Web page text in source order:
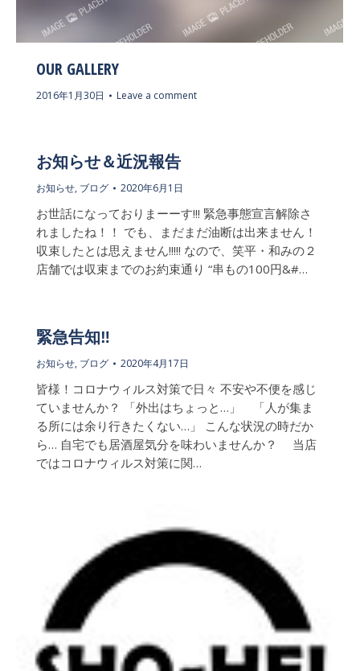
OUR GALLERY
2016年1月30日 Leave a comment
お知らせ＆近況報告
お知らせ, ブログ 2020年6月1日
お世話になっておりまーーす!!! 緊急事態宣言解除さ
れましたね！！ でも、まだまだ油断は出来ません！
収束したとは思えません!!!!! なので、笑平・和みの２
店舗では収束までのお約束通り “串もの100円&#…
緊急告知‼
お知らせ, ブログ 2020年4月17日
皆様！コロナウィルス対策で日々 不安や不便を感じ
ていませんか？ 「外出はちょっと…」 「人が集ま
る所には余り行きたくない…」 こんな状況の時だか
ら… 自宅でも居酒屋気分を味わいませんか？ 当店
ではコロナウィルス対策に関…